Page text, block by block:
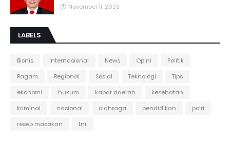
November 11, 2023
LABELS
Bisnis Internasional News Opini
Politik
Ragam
Regional Sosial Teknologi
Tips
ekonomi
hukum kabar daerah
kesehatan
kriminal
nasional olahraga pendidikan
polri
resep masakan
tni